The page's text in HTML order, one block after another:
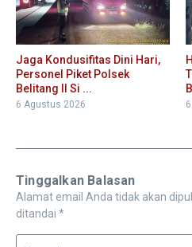
Jaga Kondusifitas Dini Hari,
Personel Piket Polsek
Belitang II Si ...
6 Agustus 2026
Tinggalkan Balasan
Alamat email Anda tidak akan
ditandai *